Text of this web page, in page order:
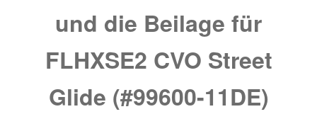
und die Beilage für
FLHXSE2 CVO Street
Glide (#99600-11DE)